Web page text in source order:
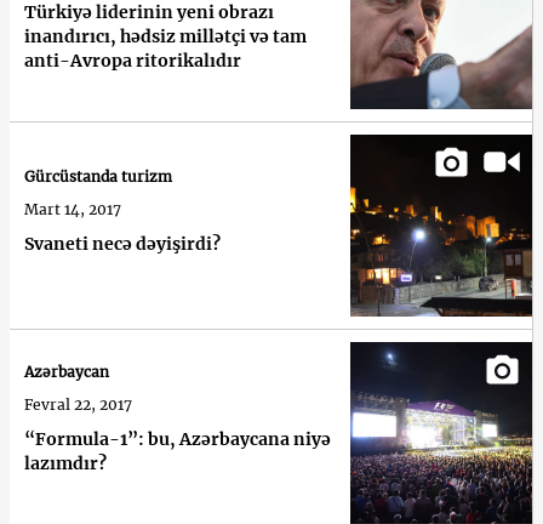
Türkiyə liderinin yeni obrazı
inandırıcı, hədsiz millətçi və tam
anti-Avropa ritorikalıdır
Svaneti necə dəyişirdi?
Gürcüstanda turizm
Mart 14, 2017
“Formula-1”: bu, Azərbaycana niyə
lazımdır?
Azərbaycan
Fevral 22, 2017